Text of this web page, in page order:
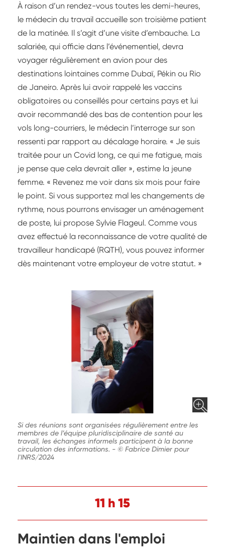
À raison d’un rendez-vous toutes les demi-heures,
le médecin du travail accueille son troisième patient
de la matinée. Il s’agit d’une visite d’embauche. La
salariée, qui officie dans l’événementiel, devra
voyager régulièrement en avion pour des
destinations lointaines comme Dubaï, Pékin ou Rio
de Janeiro. Après lui avoir rappelé les vaccins
obligatoires ou conseillés pour certains pays et lui
avoir recommandé des bas de contention pour les
vols long-courriers, le médecin l’interroge sur son
ressenti par rapport au décalage horaire. « Je suis
traitée pour un Covid long, ce qui me fatigue, mais
je pense que cela devrait aller », estime la jeune
femme. « Revenez me voir dans six mois pour faire
le point. Si vous supportez mal les changements de
rythme, nous pourrons envisager un aménagement
de poste, lui propose Sylvie Flageul. Comme vous
avez effectué la reconnaissance de votre qualité de
travailleur handicapé (RQTH), vous pouvez informer
dès maintenant votre employeur de votre statut. »
Si des réunions sont organisées régulièrement entre les
membres de l’équipe pluridisciplinaire de santé au
travail, les échanges informels participent à la bonne
circulation des informations. - © Fabrice Dimier pour
l'INRS/2024
11 h 15
Maintien dans l'emploi